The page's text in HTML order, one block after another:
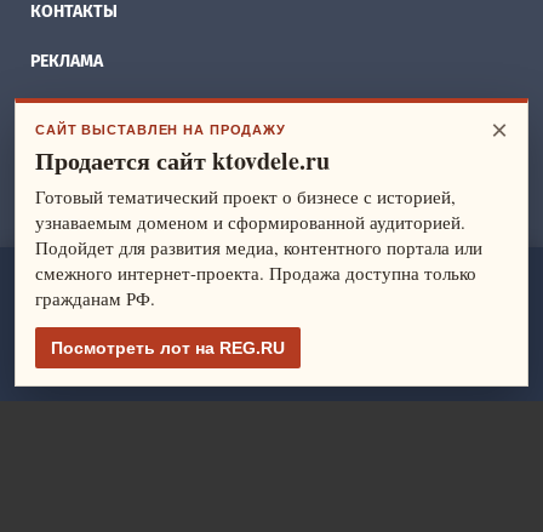
КОНТАКТЫ
РЕКЛАМА
СПРАВОЧНИК
ФРАНШИЗЫ
ktovdele.ru — идеи и ведение бизнеса. Все права защищены.
Политика конфиденциальности
×
САЙТ ВЫСТАВЛЕН НА ПРОДАЖУ
Продается сайт ktovdele.ru
Готовый тематический проект о бизнесе с историей,
узнаваемым доменом и сформированной аудиторией.
Подойдет для развития медиа, контентного портала или
смежного интернет-проекта. Продажа доступна только
гражданам РФ.
Посмотреть лот на REG.RU